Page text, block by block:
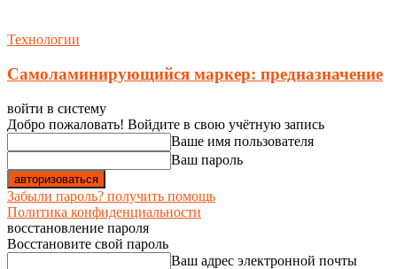
Технологии
Самоламинирующийся маркер: предназначение
войти в систему
Добро пожаловать! Войдите в свою учётную запись
Ваше имя пользователя
Ваш пароль
Забыли пароль? получить помощь
Политика конфиденциальности
восстановление пароля
Восстановите свой пароль
Ваш адрес электронной почты